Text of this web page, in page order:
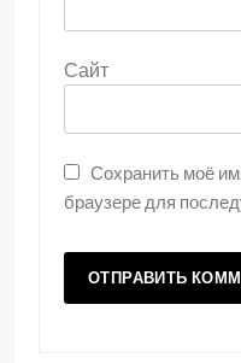
Сайт
Сохранить моё
браузере для